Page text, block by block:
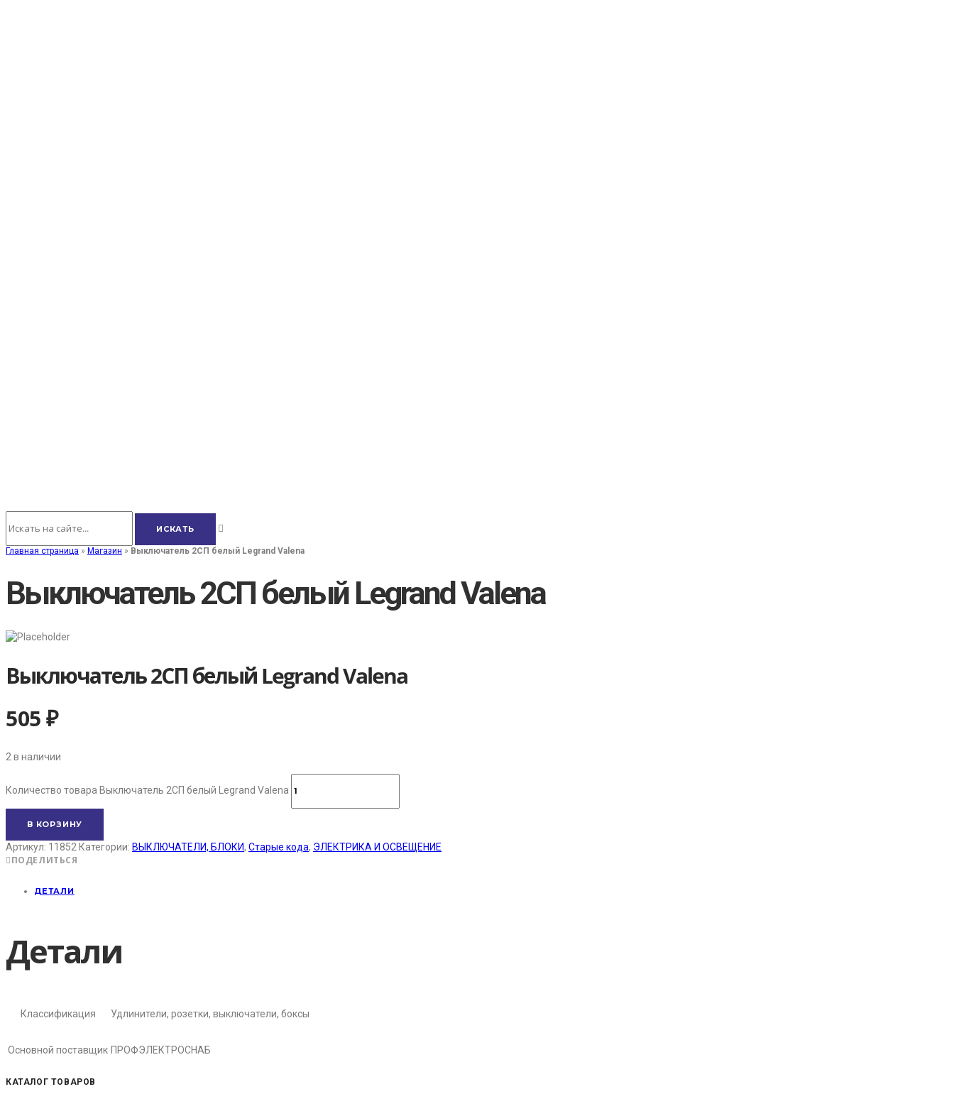
Главная страница » Магазин » Выключатель 2СП белый Legrand Valena
Выключатель 2СП белый Legrand Valena
Выключатель 2СП белый Legrand Valena
505₽
2 в наличии
Количество товара Выключатель 2СП белый Legrand Valena
В КОРЗИНУ
Артикул: 11852 Категории: ВЫКЛЮЧАТЕЛИ, БЛОКИ, Старые кода, ЭЛЕКТРИКА И ОСВЕЩЕНИЕ
ПОДЕЛИТЬСЯ
ДЕТАЛИ
Детали
Классификация Удлинители, розетки, выключатели, боксы
Основной поставщик ПРОФЭЛЕКТРОСНАБ
КАТАЛОГ ТОВАРОВ